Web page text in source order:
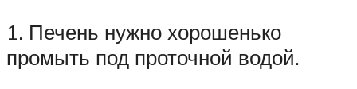
1. Печень нужно хорошенько
промыть под проточной водой.